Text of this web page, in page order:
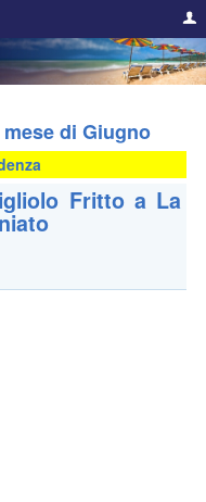
di Giugno
Fritto a La